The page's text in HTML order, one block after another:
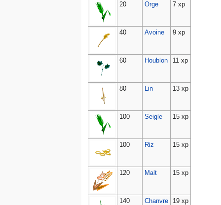
20 Orge 7 xp
40 Avoine 9 xp
60 Houblon 11 xp
80 Lin 13 xp
100 Seigle 15 xp
100 Riz 15 xp
120 Malt 15 xp
140 Chanvre 19 xp